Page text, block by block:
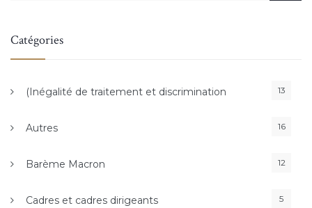
Catégories
(Inégalité de traitement et discrimination 13
Autres 16
Barème Macron 12
Cadres et cadres dirigeants 5